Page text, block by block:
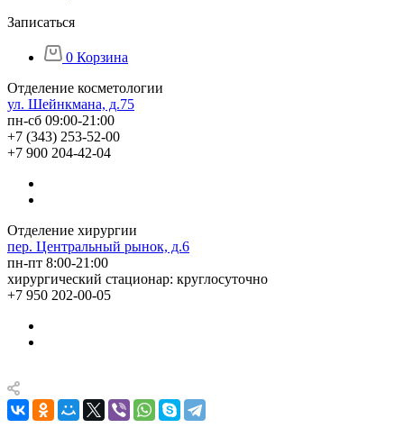
Записаться
0 Корзина
Отделение косметологии
ул. Шейнкмана, д.75
пн-сб 09:00-21:00
+7 (343) 253-52-00
+7 900 204-42-04
Отделение хирургии
пер. Центральный рынок, д.6
пн-пт 8:00-21:00
хирургический стационар: круглосуточно
+7 950 202-00-05